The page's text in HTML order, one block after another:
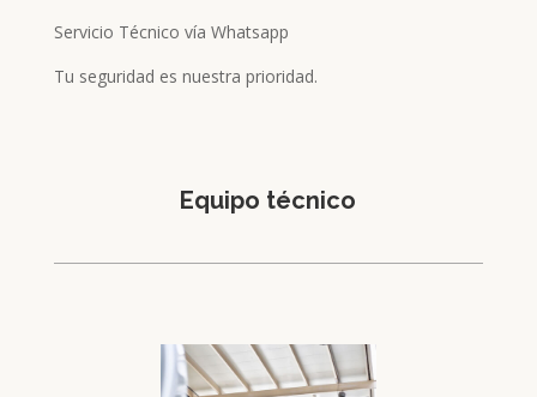
Servicio Técnico vía Whatsapp
Tu seguridad es nuestra prioridad.
Equipo técnico